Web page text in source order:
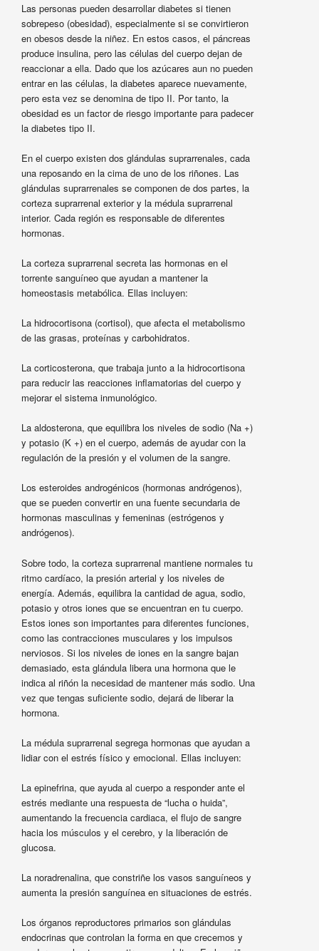
Las personas pueden desarrollar diabetes si tienen
sobrepeso (obesidad), especialmente si se convirtieron
en obesos desde la niñez. En estos casos, el páncreas
produce insulina, pero las células del cuerpo dejan de
reaccionar a ella. Dado que los azúcares aun no pueden
entrar en las células, la diabetes aparece nuevamente,
pero esta vez se denomina de tipo II. Por tanto, la
obesidad es un factor de riesgo importante para padecer
la diabetes tipo II.
En el cuerpo existen dos glándulas suprarrenales, cada
una reposando en la cima de uno de los riñones. Las
glándulas suprarrenales se componen de dos partes, la
corteza suprarrenal exterior y la médula suprarrenal
interior. Cada región es responsable de diferentes
hormonas.
La corteza suprarrenal secreta las hormonas en el
torrente sanguíneo que ayudan a mantener la
homeostasis metabólica. Ellas incluyen:
La hidrocortisona (cortisol), que afecta el metabolismo
de las grasas, proteínas y carbohidratos.
La corticosterona, que trabaja junto a la hidrocortisona
para reducir las reacciones inflamatorias del cuerpo y
mejorar el sistema inmunológico.
La aldosterona, que equilibra los niveles de sodio (Na +)
y potasio (K +) en el cuerpo, además de ayudar con la
regulación de la presión y el volumen de la sangre.
Los esteroides androgénicos (hormonas andrógenos),
que se pueden convertir en una fuente secundaria de
hormonas masculinas y femeninas (estrógenos y
andrógenos).
Sobre todo, la corteza suprarrenal mantiene normales tu
ritmo cardíaco, la presión arterial y los niveles de
energía. Además, equilibra la cantidad de agua, sodio,
potasio y otros iones que se encuentran en tu cuerpo.
Estos iones son importantes para diferentes funciones,
como las contracciones musculares y los impulsos
nerviosos. Si los niveles de iones en la sangre bajan
demasiado, esta glándula libera una hormona que le
indica al riñón la necesidad de mantener más sodio. Una
vez que tengas suficiente sodio, dejará de liberar la
hormona.
La médula suprarrenal segrega hormonas que ayudan a
lidiar con el estrés físico y emocional. Ellas incluyen:
La epinefrina, que ayuda al cuerpo a responder ante el
estrés mediante una respuesta de “lucha o huida”,
aumentando la frecuencia cardiaca, el flujo de sangre
hacia los músculos y el cerebro, y la liberación de
glucosa.
La noradrenalina, que constriñe los vasos sanguíneos y
aumenta la presión sanguínea en situaciones de estrés.
Los órganos reproductores primarios son glándulas
endocrinas que controlan la forma en que crecemos y